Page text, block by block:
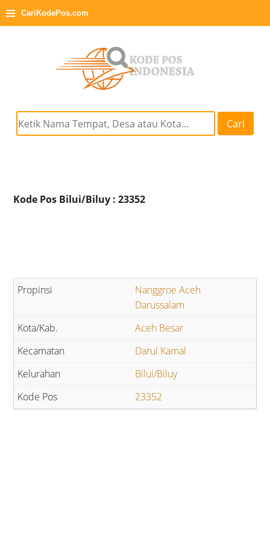
≡ CariKodePos.com
Cari
Kode Pos Bilui/Biluy : 23352
Nanggroe Aceh
Darussalam
Aceh Besar
Darul Kamal
Bilui/Biluy
23352